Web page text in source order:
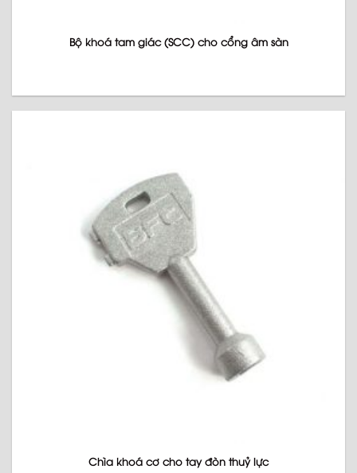
Bộ khoá tam giác (SCC) cho cổng âm sàn
Chìa khoá cơ cho tay đòn thuỷ lực